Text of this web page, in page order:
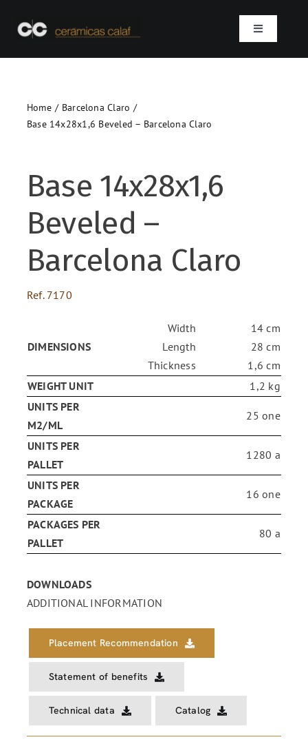
Toggle
Who we are
Projects
FOR:
ENG
FR
Home
Barcelona Claro
Base 14x28x1,6 Beveled – Barcelona Claro
Base 14x28x1,6
Beveled –
Barcelona Claro
Ref. 7170
DIMENSIONS
Width
Length
Thickness
14 cm
28 cm
1,6 cm
WEIGHT UNIT
1,2 kg
UNITS PER
M2/ML
25 one
UNITS PER
PALLET
1280 a
UNITS PER
PACKAGE
16 one
PACKAGES PER
PALLET
80 a
DOWNLOADS
ADDITIONAL INFORMATION
Placement Recommendation
Statement of benefits
Technical data Catalog